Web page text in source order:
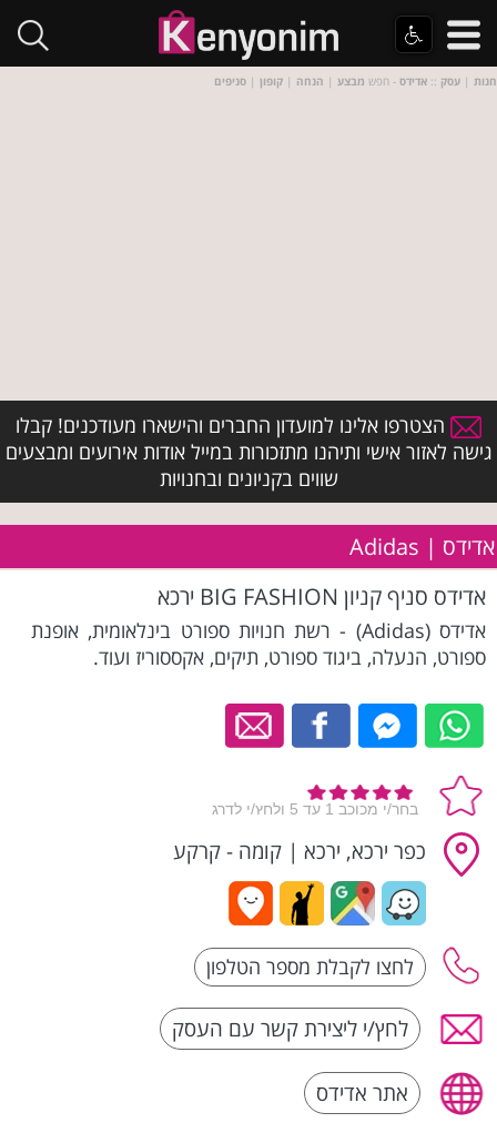
חנות | עסק :: אדידס - חפש מבצע | הנחה | קופון | סניפים
הצטרפו אלינו למועדון החברים והישארו מעודכנים! קבלו
גישה לאזור אישי ותיהנו מתזכורות במייל אודות אירועים ומבצעים
שווים בקניונים ובחנויות
אדידס | Adidas
אדידס סניף קניון BIG FASHION ירכא
אדידס (Adidas) - רשת חנויות ספורט בינלאומית, אופנת
ספורט, הנעלה, ביגוד ספורט, תיקים, אקססוריז ועוד.
כפר ירכא, ירכא | קומה - קרקע
לחץ/י ליצירת קשר עם העסק
אתר אדידס